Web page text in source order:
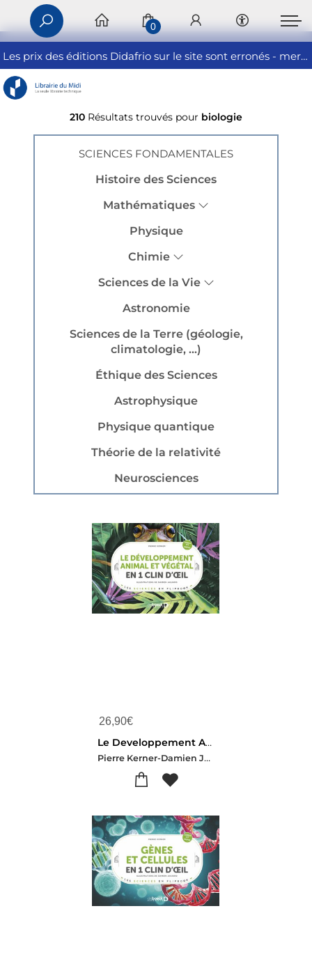
Les prix des éditions Didafrio sur le site sont erronés - merci de nous contacter
0
210 Résultats trouvés pour biologie
SCIENCES FONDAMENTALES
Histoire des Sciences
Mathématiques
Physique
Chimie
Sciences de la Vie
Astronomie
Sciences de la Terre (géologie,
climatologie, ...)
Éthique des Sciences
Astrophysique
Physique quantique
Théorie de la relativité
Neurosciences
26,90€
Le Developpement Animal Et Vegetal En 1 Clin D'oeil
Pierre Kerner-Damien Jaujard